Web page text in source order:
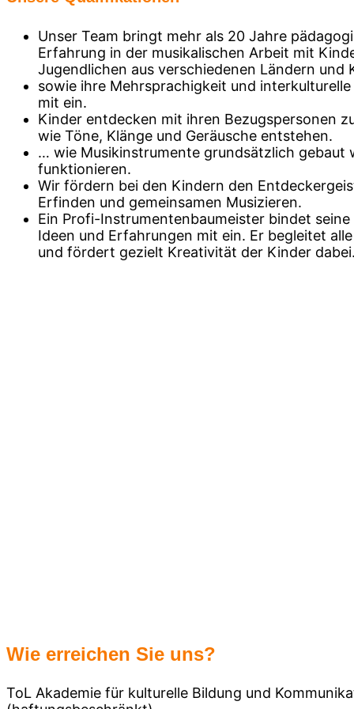
Unser Team bringt mehr als 20 Jahre
Erfahrung in der musikalischen Arbeit mit
Jugendlichen aus verschiedenen Ländern und
sowie ihre Mehrsprachigkeit und
mit ein.
Kinder entdecken mit ihren Bezugspersonen
wie Töne, Klänge und Geräusche entstehen.
… wie Musikinstrumente grundsätzlich gebaut
funktionieren.
Wir fördern bei den Kindern den
Erfinden und gemeinsamen Musizieren.
Ein Profi-Instrumentenbaumeister bindet
Ideen und Erfahrungen mit ein. Er begleitet
und fördert gezielt Kreativität der Kinder dabei.
Wie erreichen Sie uns?
ToL Akademie für kulturelle Bildung und